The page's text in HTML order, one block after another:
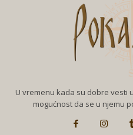
U vremenu kada su dobre vesti
mogućnost da se u njemu